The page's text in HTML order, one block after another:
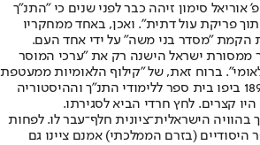
סימון זיהה כבר לפני שנים כי "התנ"ך
פריקת עול דתית". ואכן, באחד ממחקריו
הקמת "מסדר בני משה" על ידי אחד העם.
ממסורת ישראל הישנה רק את "ערכי המוסר
ברוח זאת, של "קילוף הלאומיות ממעטפת
הדת וההלכה", הוקם ב־1894 ביפו בית ספר ללימודי התנ"ך וההיסטוריה
היו קצרים. לחץ חרדי הביא לסגירתו.
הישראלית־ציונית חלף־עבר לו. לפחות
היסודיים (בזרם הממלכתי) אמנם ציינו גם